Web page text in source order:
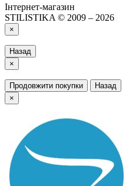
Інтернет-магазин
STILISTIKA © 2009 – 2026
×
Назад
×
Продовжити покупки
Назад
×